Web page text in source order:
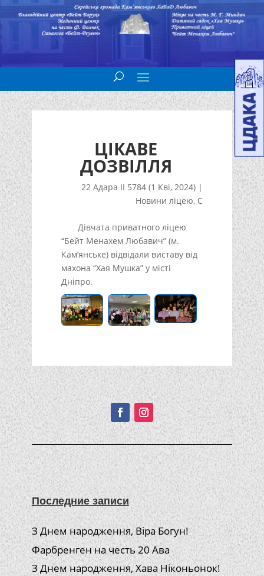
ЦІКАВЕ
ДОЗВІЛЛЯ
22 Адара II 5784 (1 Кві, 2024) |
Новини ліцею, С
Дівчата приватного ліцею
“Бейт Менахем Любавич” (м.
Кам’янське) відвідали виставу від
махона “Хая Мушка” у місті
Дніпро.
Подписывайтесь!
Последние записи
З Днем народження, Віра Богун!
Фарбренген на честь 20 Ава
З Днем народження, Хава Ніконьонок!